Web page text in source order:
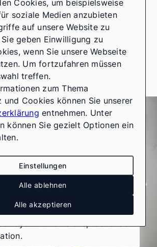
am besten zu Ihren
und Zielen passt.
Exposé für Ihre
Sprechen Sie uns an.
Darstellung aller relevanten
Layout für eine ansprechende
Cookies, um beispielsweise
soziale Medien anzubieten
auf unsere Website zu
geben Einwilligung zu
wenn Sie unsere Webseite
Um fortzufahren müssen
treffen.
zum Thema
und Cookies können Sie unserer
entnehmen. Unter
können Sie gezielt Optionen ein
Einstellungen
Alle ablehnen
Alle akzeptieren